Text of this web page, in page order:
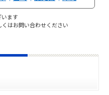
ます
はお問い合わせください